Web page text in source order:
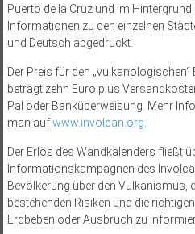
Puerto de la Cruz und im Hintergrund
Informationen zu den einzelnen
und Deutsch abgedruckt.
Der Preis für den
beträgt zehn Euro plus
Pal oder Banküberweisung. Mehr
man aufwww.involcan.org.
Der Erlös des Wandkalenders fließt
Informationskampagnen des
Bevölkerung über den Vulkanismus,
bestehenden Risiken und die
Erdbeben oder Ausbruch zu